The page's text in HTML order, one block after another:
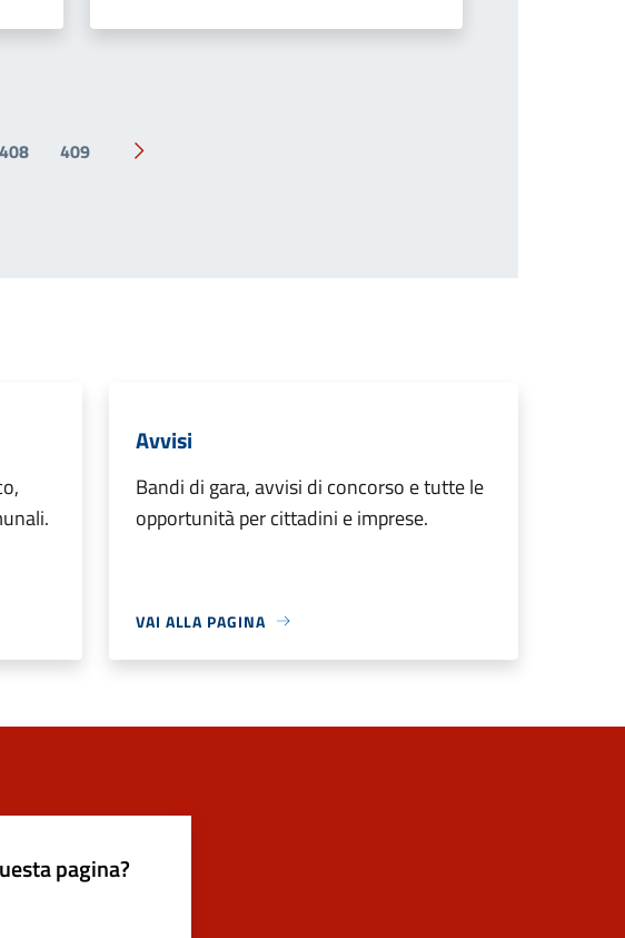
408 409
Pagina successiva
Avvisi
Bandi di gara, avvisi di concorso e tutte le
opportunità per cittadini e imprese.
VAI ALLA PAGINA
pagina?